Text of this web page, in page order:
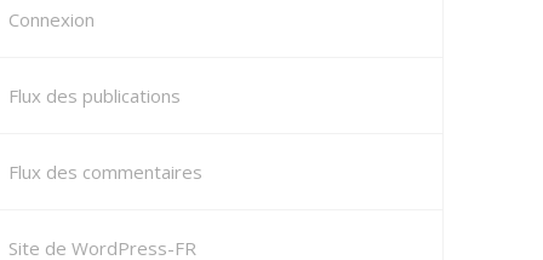
Connexion
Flux des publications
Flux des commentaires
Site de WordPress-FR